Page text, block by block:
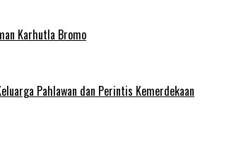
Karhutla Bromo
Pahlawan dan Perintis Kemerdekaan